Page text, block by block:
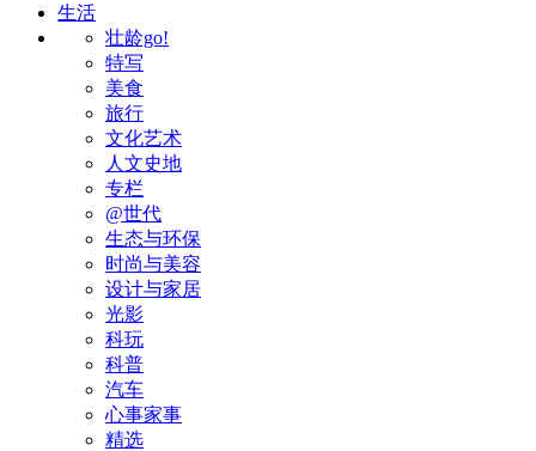
生活
壮龄go!
特写
美食
旅行
文化艺术
人文史地
专栏
@世代
生态与环保
时尚与美容
设计与家居
光影
科玩
科普
汽车
心事家事
精选